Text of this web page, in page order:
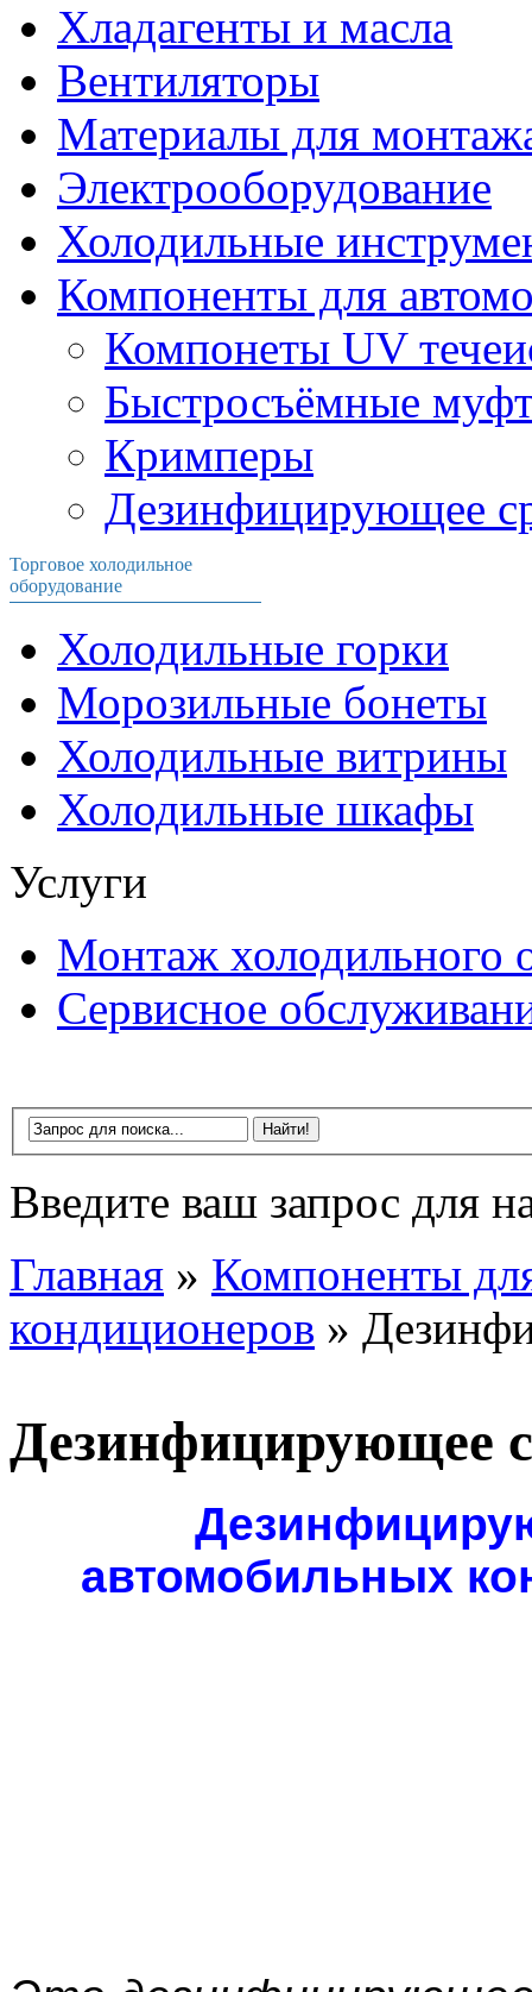
Хладагенты и масла
Вентиляторы
Материалы для
Электрооборудование
Холодильные
Компоненты для
Компонеты UV
Быстросъёмные
Кримперы
Дезинфицирующее
Торговое холодильное
оборудование
Холодильные горки
Морозильные бонеты
Холодильные витрины
Холодильные шкафы
Услуги
Монтаж холодильного
Сервисное
Введите ваш запрос для
Главная » Компоненты
кондиционеров »
Дезинфицирующее
автомобильных